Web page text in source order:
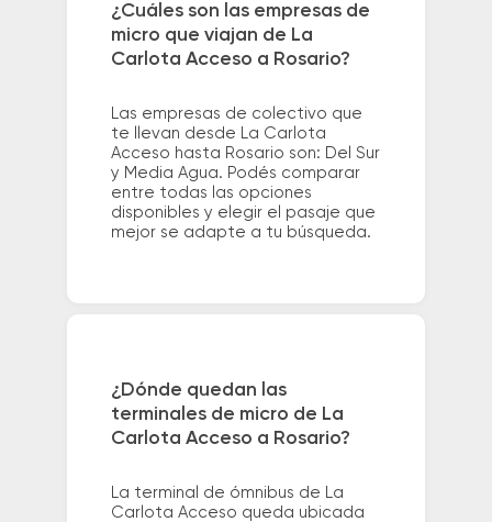
¿Cuáles son las empresas de
micro que viajan de La
Carlota Acceso a Rosario?
Las empresas de colectivo que
te llevan desde La Carlota
Acceso hasta Rosario son: Del Sur
y Media Agua. Podés comparar
entre todas las opciones
disponibles y elegir el pasaje que
mejor se adapte a tu búsqueda.
¿Dónde quedan las
terminales de micro de La
Carlota Acceso a Rosario?
La terminal de ómnibus de La
Carlota Acceso queda ubicada